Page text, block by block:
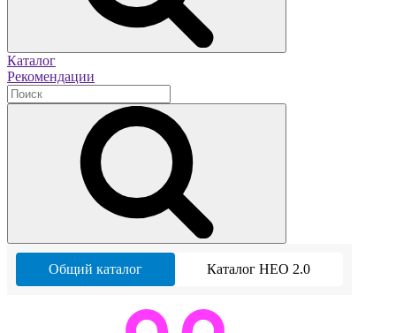
Каталог
Рекомендации
Общий каталог Каталог НЕО 2.0